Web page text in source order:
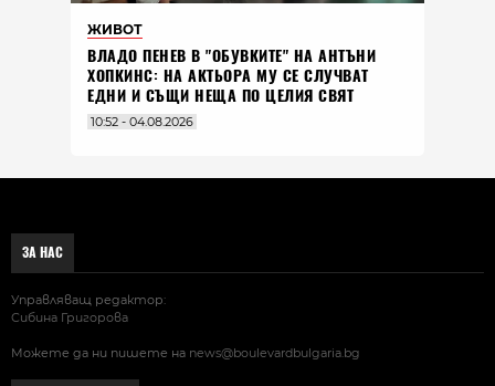
ЖИВОТ
ВЛАДO ПЕНЕВ В "ОБУВКИТЕ" НА АНТЪНИ
ХОПКИНС: НА АКТЬОРА МУ СЕ СЛУЧВАТ
ЕДНИ И СЪЩИ НЕЩА ПО ЦЕЛИЯ СВЯТ
10:52 - 04.08.2026
ЗА НАС
Управляващ редактор:
Сибина Григорова
Можете да ни пишете на news@boulevardbulgaria.bg